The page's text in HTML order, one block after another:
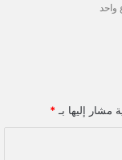
واحد
مشار إليها بـ *